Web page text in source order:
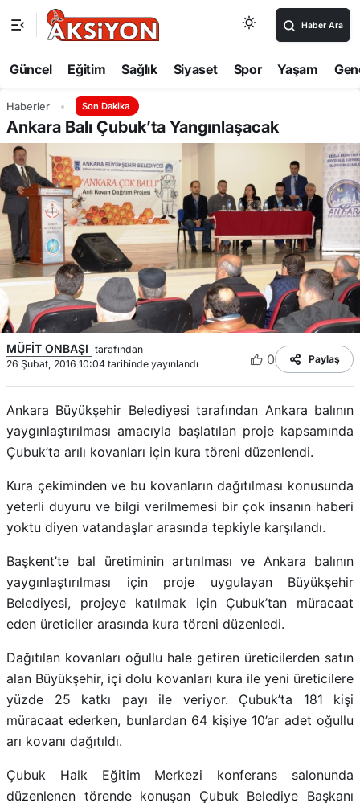
Haber Ara
Güncel Eğitim Sağlık Siyaset Spor Yaşam
Haberler Son Dakika
Ankara Balı Çubuk’ta Yangınlaşacak
MÜFİT ONBAŞI tarafından
26 Şubat, 2016 10:04 tarihinde yayınlandı
0 Paylaş
Ankara Büyükşehir Belediyesi tarafından Ankara balının
yaygınlaştırılması amacıyla başlatılan proje kapsamında
Çubuk’ta arılı kovanları için kura töreni düzenlendi.
Kura çekiminden ve bu kovanların dağıtılması konusunda
yeterli duyuru ve bilgi verilmemesi bir çok insanın haberi
yoktu diyen vatandaşlar arasında tepkiyle karşılandı.
Başkent’te bal üretiminin artırılması ve Ankara balının
yaygınlaştırılması için proje uygulayan Büyükşehir
Belediyesi, projeye katılmak için Çubuk’tan müracaat
eden üreticiler arasında kura töreni düzenledi.
Dağıtılan kovanları oğullu hale getiren üreticilerden satın
alan Büyükşehir, içi dolu kovanları kura ile yeni üreticilere
yüzde 25 katkı payı ile veriyor. Çubuk’ta 181 kişi
müracaat ederken, bunlardan 64 kişiye 10’ar adet oğullu
arı kovanı dağıtıldı.
Çubuk Halk Eğitim Merkezi konferans salonunda
düzenlenen törende konuşan Çubuk Belediye Başkanı